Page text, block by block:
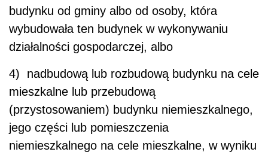
budynku od gminy albo od osoby, która
wybudowała ten budynek w wykonywaniu
działalności gospodarczej, albo
4) nadbudową lub rozbudową budynku na cele
mieszkalne lub przebudową
(przystosowaniem) budynku niemieszkalnego,
jego części lub pomieszczenia
niemieszkalnego na cele mieszkalne, w wyniku